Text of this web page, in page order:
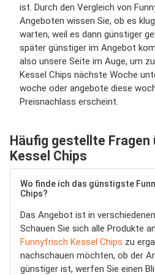
ist. Durch den Vergleich von
Angeboten wissen Sie, ob es
warten, weil es dann günstiger
später günstiger im Angebot
also unsere Seite im Auge, um
Kessel Chips nächste Woche
woche oder angebote diese
Preisnachlass erscheint.
Häufig gestellte
Kessel Chips
Wo finde ich das günstigste
Chips?
Das Angebot ist in
Schauen Sie sich alle Produkte
Funnyfrisch Kessel Chips zu
nachschauen möchten, ob der
günstiger ist, werfen Sie einen